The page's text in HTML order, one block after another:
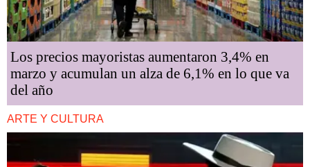
Los precios mayoristas aumentaron 3,4% en
marzo y acumulan un alza de 6,1% en lo que va
del año
ARTE Y CULTURA